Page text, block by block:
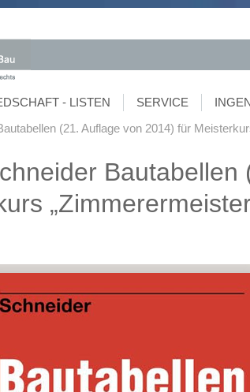
- LISTEN SERVICE
(21. Auflage von 2014) für
Bautabellen